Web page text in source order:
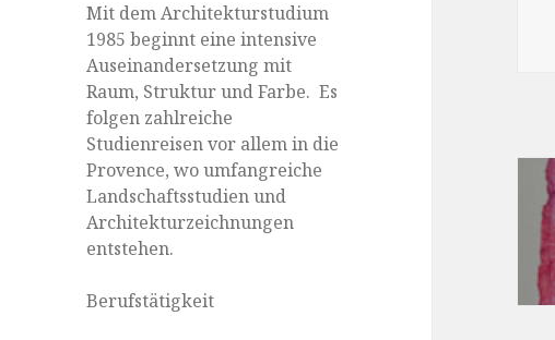
Mit dem Architekturstudium
1985 beginnt eine intensive
Auseinandersetzung mit
Raum, Struktur und Farbe. Es
folgen zahlreiche
Studienreisen vor allem in die
Provence, wo umfangreiche
Landschaftsstudien und
Architekturzeichnungen
entstehen.
Berufstätigkeit